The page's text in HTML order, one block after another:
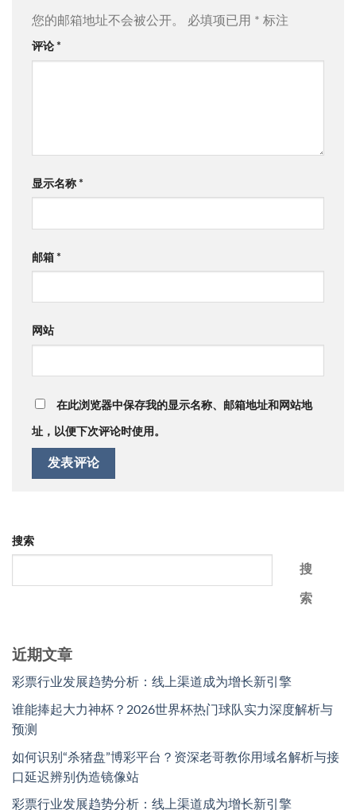
您的邮箱地址不会被公开。 必填项已用 * 标注
评论 *
显示名称 *
邮箱 *
网站
在此浏览器中保存我的显示名称、邮箱地址和网站地
址，以便下次评论时使用。
搜索
搜
索
近期文章
彩票行业发展趋势分析：线上渠道成为增长新引擎
谁能捧起大力神杯？2026世界杯热门球队实力深度解析与
预测
如何识别“杀猪盘”博彩平台？资深老哥教你用域名解析与接
口延迟辨别伪造镜像站
彩票行业发展趋势分析：线上渠道成为增长新引擎